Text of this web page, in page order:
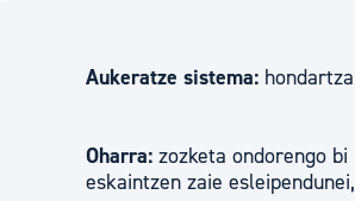
Aukeratze sistema:
Oharra: zozketa ondorengo
eskaintzen zaie